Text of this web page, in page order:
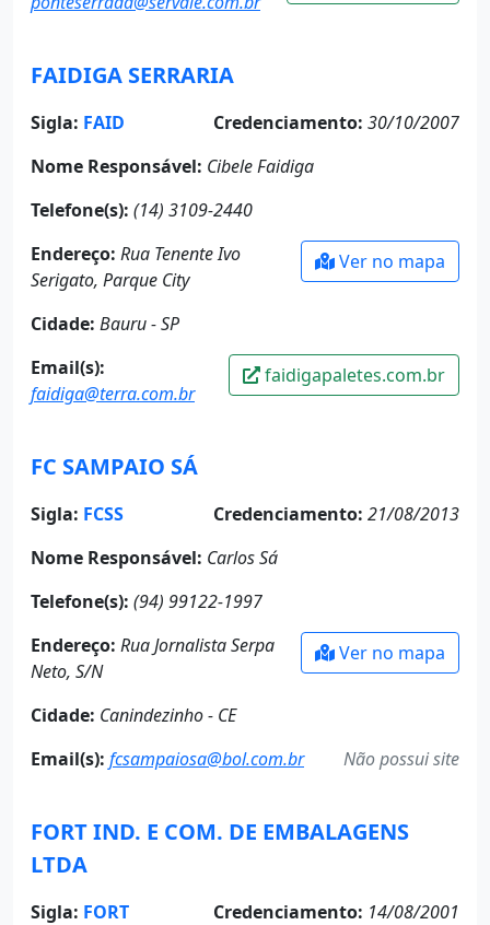
FAIDIGA SERRARIA
Sigla: FAID Credenciamento: 30/10/2007
Nome Responsável: Cibele Faidiga
Telefone(s): (14) 3109-2440
Endereço: Rua Tenente Ivo
Serigato, Parque City
Cidade: Bauru - SP
Ver no mapa
Email(s):
faidiga@terra.com.br
faidigapaletes.com.br
FC SAMPAIO SÁ
Sigla: FCSS Credenciamento: 21/08/2013
Nome Responsável: Carlos Sá
Telefone(s): (94) 99122-1997
Endereço: Rua Jornalista Serpa
Neto, S/N
Cidade: Canindezinho - CE
Ver no mapa
Email(s): fcsampaiosa@bol.com.br Não possui site
FORT IND. E COM. DE EMBALAGENS
LTDA
Sigla: FORT Credenciamento: 14/08/2001